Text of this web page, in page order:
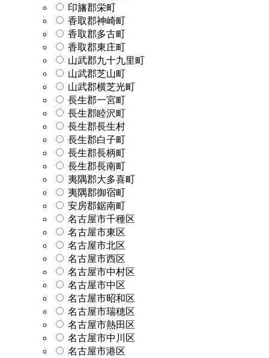
印旛郡栄町
香取郡神崎町
香取郡多古町
香取郡東庄町
山武郡九十九里町
山武郡芝山町
山武郡横芝光町
長生郡一宮町
長生郡睦沢町
長生郡長生村
長生郡白子町
長生郡長柄町
長生郡長南町
夷隅郡大多喜町
夷隅郡御宿町
安房郡鋸南町
名古屋市千種区
名古屋市東区
名古屋市北区
名古屋市西区
名古屋市中村区
名古屋市中区
名古屋市昭和区
名古屋市瑞穂区
名古屋市熱田区
名古屋市中川区
名古屋市港区